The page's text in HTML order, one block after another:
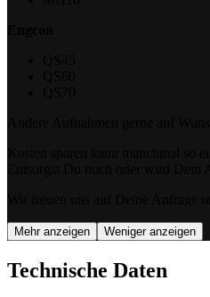
Mehr anzeigen Weniger anzeigen
Technische Daten